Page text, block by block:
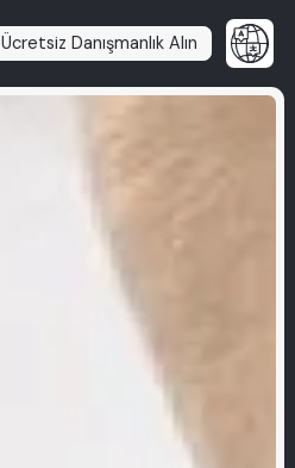
Ücretsiz Danışmanlık Alın